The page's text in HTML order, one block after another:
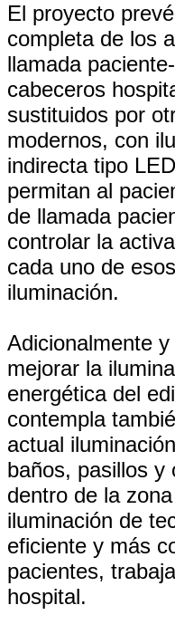
El proyecto
completa de los
llamada
cabeceros
sustituidos por
modernos, con
indirecta tipo
permitan al
de llamada
controlar la
cada uno de
iluminación.
Adicionalmente
mejorar la
energética del
contempla
actual
baños, pasillos y
dentro de la
iluminación de
eficiente y más
pacientes,
hospital.